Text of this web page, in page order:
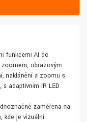
funkcemi AI do
obrazovým
naklánění a zoomu s
adaptivním IR LED
zaměřena na
kde je vizuální